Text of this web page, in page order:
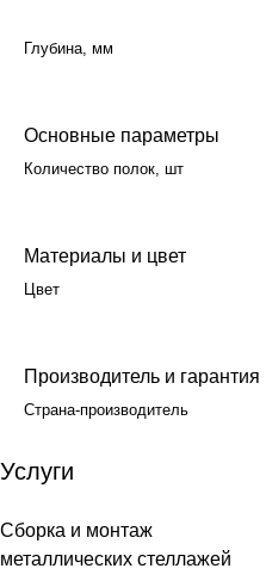
Глубина, мм
Основные параметры
Количество полок, шт
Материалы и цвет
Цвет
Производитель и гарантия
Страна-производитель
Услуги
Сборка и монтаж
металлических стеллажей